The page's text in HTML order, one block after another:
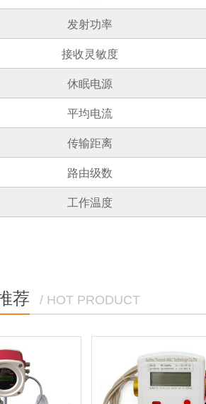
发射功率
接收灵敏度
休眠电源
平均电流
传输距离
路由级数
工作温度
荐 / HOT PRODUCT